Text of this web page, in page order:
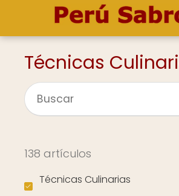
Técnicas
138 artículos
Técnicas Culinarias